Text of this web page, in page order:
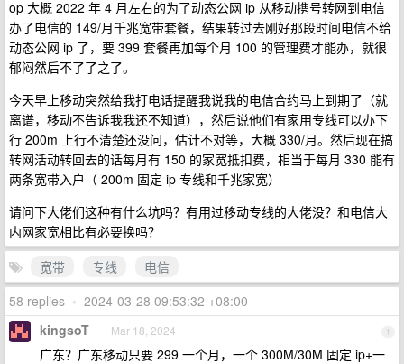
op 大概 2022 年 4 月左右的为了动态公网 ip 从移动携号转网到电信
办了电信的 149/月千兆宽带套餐，结果转过去刚好那段时间电信不给
动态公网 ip 了，要 399 套餐再加每个月 100 的管理费才能办，就很
郁闷然后不了了之了。
今天早上移动突然给我打电话提醒我说我的电信合约马上到期了（就
离谱，移动不告诉我我还不知道），然后说他们有家用专线可以办下
行 200m 上行不清楚还没问，估计不对等，大概 330/月。然后现在搞
转网活动转回去的话每月有 150 的家宽抵扣费，相当于每月 330 能有
两条宽带入户（ 200m 固定 ip 专线和千兆家宽）
请问下大佬们这种有什么坑吗？有用过移动专线的大佬没？和电信大
内网家宽相比有必要换吗？
宽带
专线
电信
58 replies • 2024-03-28 09:53:32 +08:00
1
kingsoT Mar 18, 2024
广东？广东移动只要 299 一个月，一个 300M/30M 固定 ip+一